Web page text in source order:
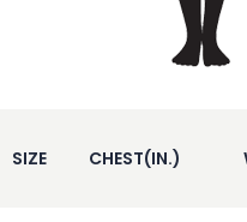
SIZE CHEST(IN.)